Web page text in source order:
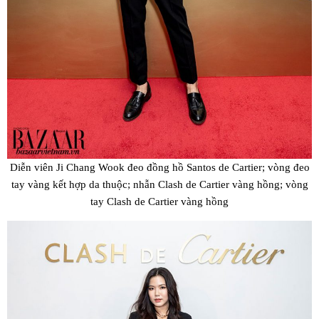
Diễn viên Ji Chang Wook đeo đồng hồ Santos de Cartier; vòng đeo
tay vàng kết hợp da thuộc; nhẫn Clash de Cartier vàng hồng; vòng
tay Clash de Cartier vàng hồng